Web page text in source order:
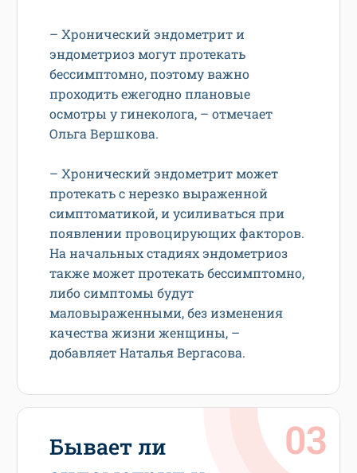
– Хронический эндометрит и
эндометриоз могут протекать
бессимптомно, поэтому важно
проходить ежегодно плановые
осмотры у гинеколога, – отмечает
Ольга Вершкова.
– Хронический эндометрит может
протекать с нерезко выраженной
симптоматикой, и усиливаться при
появлении провоцирующих факторов.
На начальных стадиях эндометриоз
также может протекать бессимптомно,
либо симптомы будут
маловыраженными, без изменения
качества жизни женщины, –
добавляет Наталья Вергасова.
Бывает ли